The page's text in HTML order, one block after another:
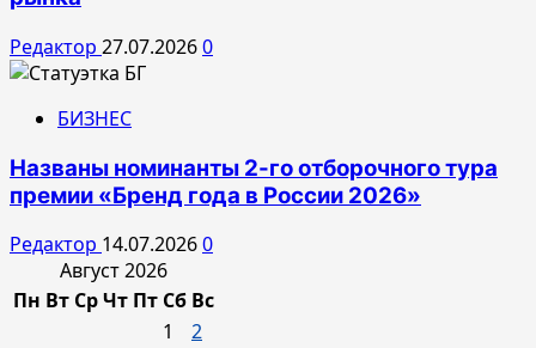
Редактор 27.07.20260
БИЗНЕС
Названы номинанты 2-го отборочного тура
премии «Бренд года в России 2026»
Редактор 14.07.20260
Август 2026
Пн Вт СрЧт Пт Сб Вс
1
2